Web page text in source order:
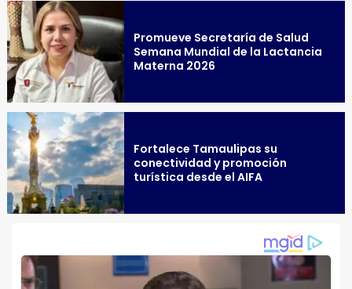
Promueve Secretaría de Salud
Semana Mundial de la Lactancia
Materna 2026
Fortalece Tamaulipas su
conectividad y promoción
turística desde el AIFA